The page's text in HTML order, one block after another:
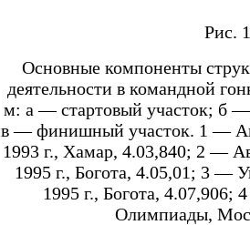
Рис. 1
Основные компоненты
деятельности в командной
м: а — стартовый участок; б
в — финишный участок. 1 —
1993 г., Хамар, 4.03,840; 2 —
1995 г., Богота, 4.05,01; 3 —
1995 г., Богота,
Олимпиады,